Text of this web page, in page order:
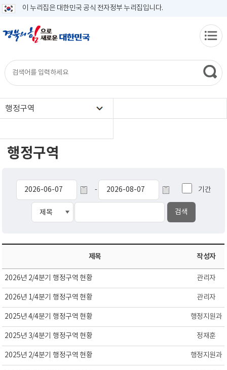
이 누리집은 대한민국 공식 전자정부 누리집입니다.
행정구역
행정구역
- 기간
제목 작성자
2026년 2/4분기 행정구역 현황 관리자
2026년 1/4분기 행정구역 현황 관리자
2025년 4/4분기 행정구역 현황 행정지원과
2025년 3/4분기 행정구역 현황 정재훈
2025년 2/4분기 행정구역 현황 행정지원과